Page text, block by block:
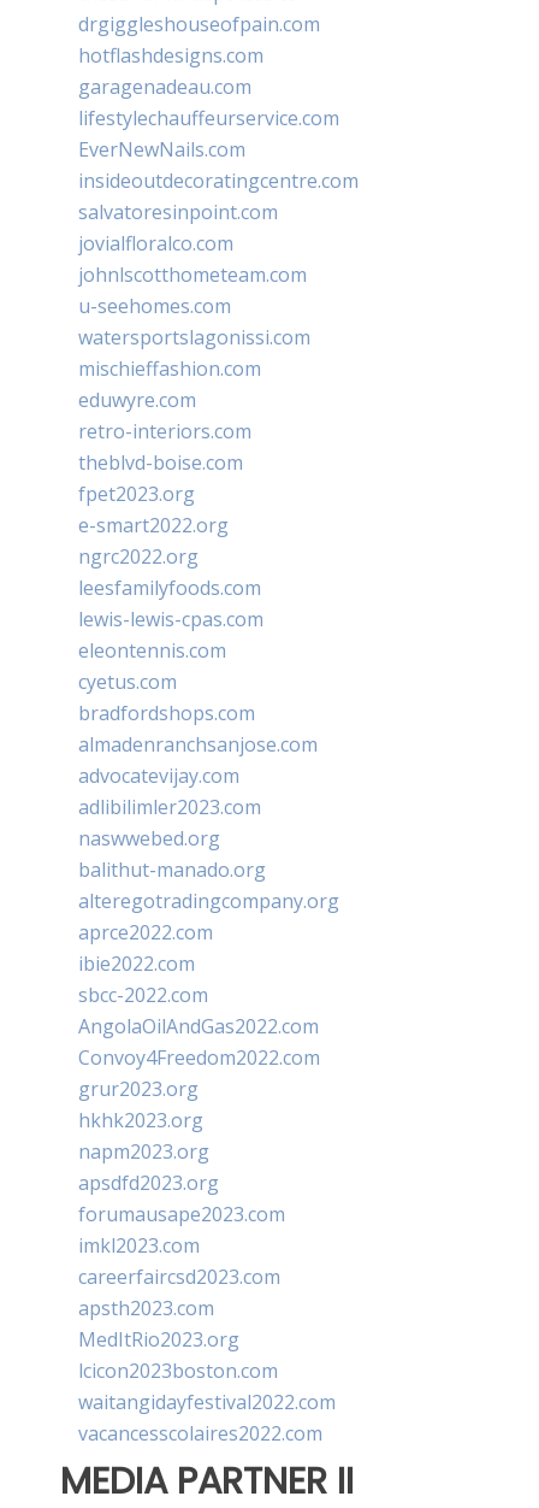
drgiggleshouseofpain.com
hotflashdesigns.com
garagenadeau.com
lifestylechauffeurservice.com
EverNewNails.com
insideoutdecoratingcentre.com
salvatoresinpoint.com
jovialfloralco.com
johnlscotthometeam.com
u-seehomes.com
watersportslagonissi.com
mischieffashion.com
eduwyre.com
retro-interiors.com
theblvd-boise.com
fpet2023.org
e-smart2022.org
ngrc2022.org
leesfamilyfoods.com
lewis-lewis-cpas.com
eleontennis.com
cyetus.com
bradfordshops.com
almadenranchsanjose.com
advocatevijay.com
adlibilimler2023.com
naswwebed.org
balithut-manado.org
alteregotradingcompany.org
aprce2022.com
ibie2022.com
sbcc-2022.com
AngolaOilAndGas2022.com
Convoy4Freedom2022.com
grur2023.org
hkhk2023.org
napm2023.org
apsdfd2023.org
forumausape2023.com
imkl2023.com
careerfaircsd2023.com
apsth2023.com
MedItRio2023.org
lcicon2023boston.com
waitangidayfestival2022.com
vacancesscolaires2022.com
MEDIA PARTNER II